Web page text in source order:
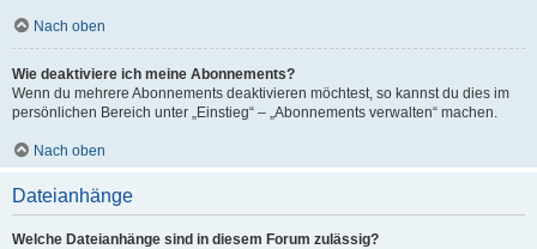
Nach oben
Wie deaktiviere ich meine Abonnements?
Wenn du mehrere Abonnements deaktivieren möchtest, so kannst du dies im
persönlichen Bereich unter „Einstieg“ – „Abonnements verwalten“ machen.
Nach oben
Dateianhänge
Welche Dateianhänge sind in diesem Forum zulässig?